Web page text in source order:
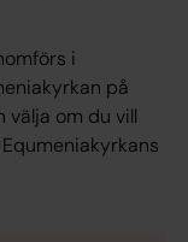
i
på
välja om du vill